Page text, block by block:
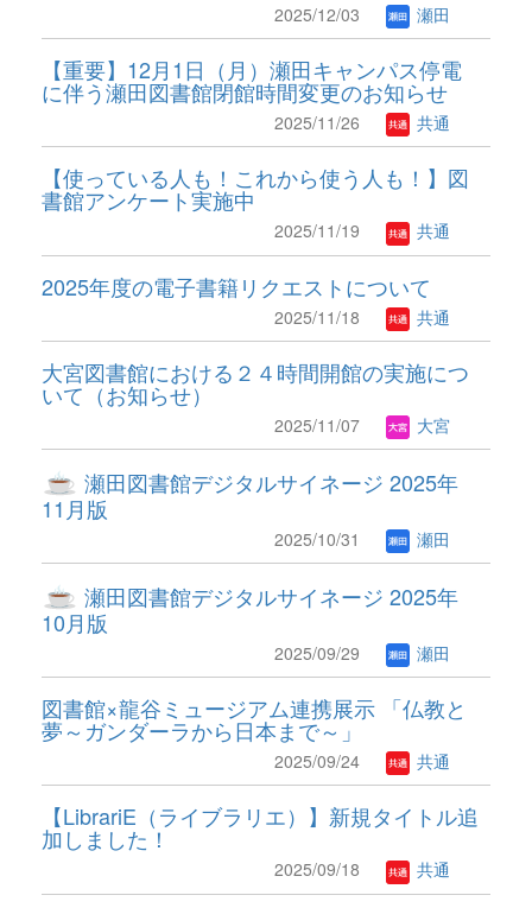
2025/12/03 瀬田
【重要】12月1日（月）瀬田キャンパス停電
に伴う瀬田図書館閉館時間変更のお知らせ
2025/11/26 共通
【使っている人も！これから使う人も！】図
書館アンケート実施中
2025/11/19 共通
2025年度の電子書籍リクエストについて
2025/11/18 共通
大宮図書館における２４時間開館の実施につ
いて（お知らせ）
2025/11/07 大宮
瀬田図書館デジタルサイネージ 2025年
11月版
2025/10/31 瀬田
瀬田図書館デジタルサイネージ 2025年
10月版
2025/09/29 瀬田
図書館×龍谷ミュージアム連携展示 「仏教と
夢～ガンダーラから日本まで～」
2025/09/24 共通
【LibrariE（ライブラリエ）】新規タイトル追
加しました！
2025/09/18 共通